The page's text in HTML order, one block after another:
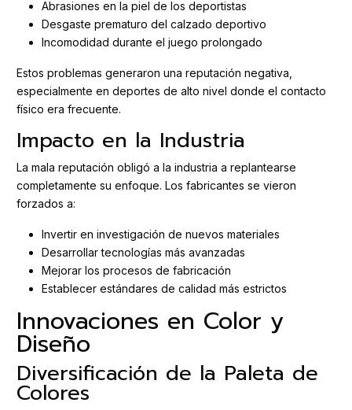
Abrasiones en la piel de los deportistas
Desgaste prematuro del calzado deportivo
Incomodidad durante el juego prolongado
Estos problemas generaron una reputación negativa,
especialmente en deportes de alto nivel donde el contacto
físico era frecuente.
Impacto en la Industria
La mala reputación obligó a la industria a replantearse
completamente su enfoque. Los fabricantes se vieron
forzados a:
Invertir en investigación de nuevos materiales
Desarrollar tecnologías más avanzadas
Mejorar los procesos de fabricación
Establecer estándares de calidad más estrictos
Innovaciones en Color y
Diseño
Diversificación de la Paleta de
Colores